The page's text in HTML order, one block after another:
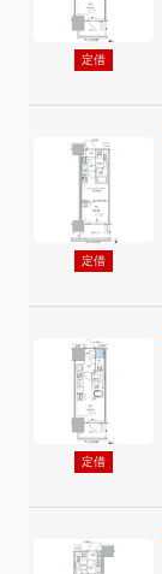
定借
定借
定借